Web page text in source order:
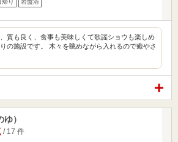
帰り 岩盤浴
質も良く、食事も美味しくて歌謡ショウも楽しめ
の施設です。 木々を眺めながら入れるので癒やさ
）
/ 17 件